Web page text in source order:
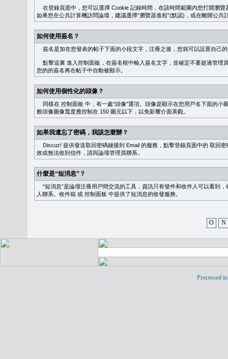
在登錄頁面中，您可以選擇 Cookie 記錄時間，在該時間範圍內您打開瀏
如果您在公共計算機訪問論壇，建議選擇“瀏覽器進程”(默認)，或在離開公共
如何使用簽名？
簽名是加在您發表的帖子下面的小段文字，注冊之後，您就可以設置自己
點擊這裏 進入控制面板，在簽名框中輸入簽名文字，並確定不要超過管
您的的簽名將在帖子中自動被顯示。
如何使用個性化的頭像？
同樣在 控制面板 中，有一處“頭像”選項。頭像是顯示在您用戶名下面的
般頭像圖像寬度應控制在 150 圖元以下，以免影響介面美觀。
如果我遺忘了密碼，我該怎麼辦？
Discuz! 提供發送取回密碼鏈接到 Email 的服務，點擊登錄頁面中的 取回密
效或無法收到信件，請與論壇管理員聯系。
什麼是“短消息”？
“短消息”是論壇注冊用戶間交流的工具，資訊只有發件和收件人可以看到
人聯系。 收件箱 或 控制面板 中提供了短消息的收發服務。
O N
Processed